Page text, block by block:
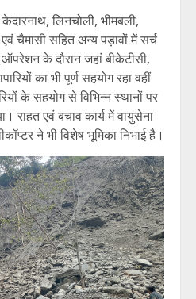
लिनचोली, भीमबली,
चैमासी सहित अन्य पड़ावों में सर्च
के दौरान जहां बीकेटीसी,
का भी पूर्ण सहयोग रहा वहीं
के सहयोग से विभिन्न स्थानों पर
राहत एवं बचाव कार्य में वायुसेना
ने भी विशेष भूमिका निभाई है।